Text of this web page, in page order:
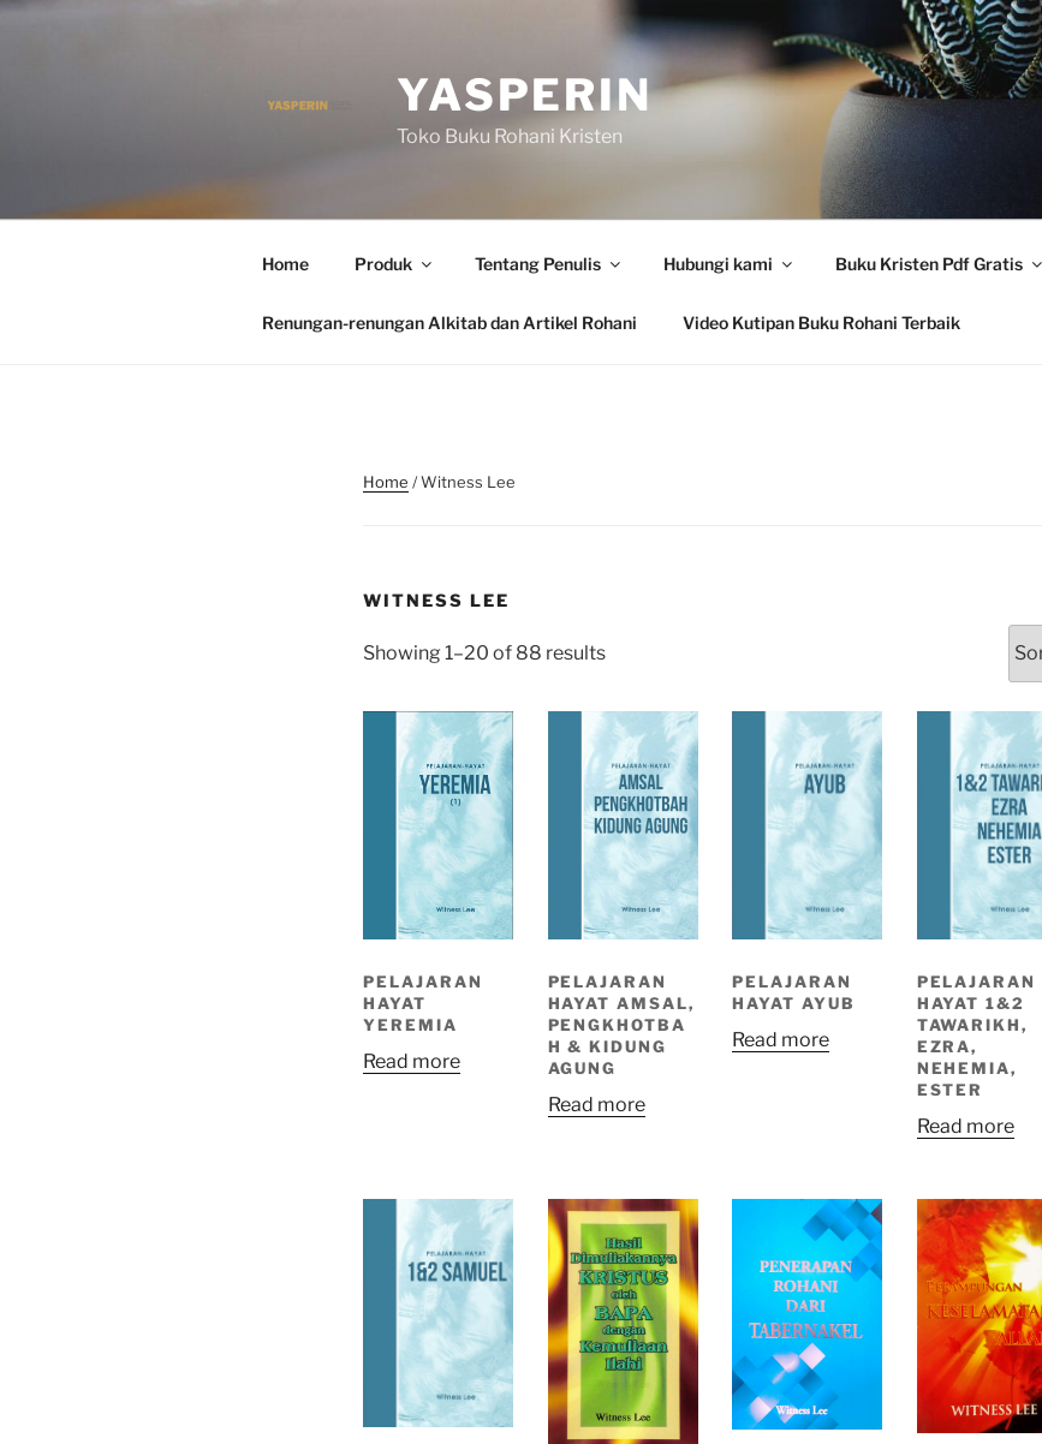
Skip
YASPERIN
Toko Buku Rohani Kristen
Home Produk Tentang Penulis Hubungi kami Buku Kristen Pdf Gratis
Renungan-renungan Alkitab dan Artikel Rohani Video Kutipan Buku Rohani Terbaik
Home / Witness Lee
WITNESS LEE
Showing 1–20 of 88 results
PELAJARAN
HAYAT
YEREMIA
Read more
PELAJARAN
HAYAT AMSAL,
PENGKHOTBA
H & KIDUNG
AGUNG
Read more
PELAJARAN
HAYAT AYUB
Read more
PELAJARAN
HAYAT 1&2
TAWARIKH,
EZRA,
NEHEMIA,
ESTER
Read more